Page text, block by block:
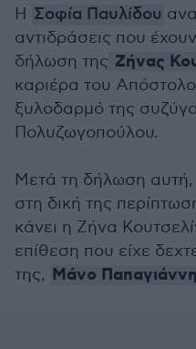
Η Σοφία Παυλίδου
αντιδράσεις που
δήλωση της Ζήνας
καριέρα του
ξυλοδαρμό της
Πολυζωγοπούλου.
Μετά τη δήλωση
στη δική της
κάνει η Ζήνα
επίθεση που είχε
της, Μάνο